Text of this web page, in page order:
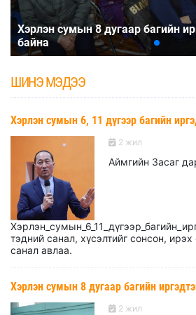
Хэрлэн сумын 8 дугаар багийн
байна
ШИНЭ МЭДЭЭ
Хэрлэн сумын 6, 11 дүгээр багийн
2 жил
Аймгийн Засаг
тэдний санал, хүсэлтийг сонсон,
санал авлаа.
Хэрлэн сумын 8 дугаар багийн
2 жил